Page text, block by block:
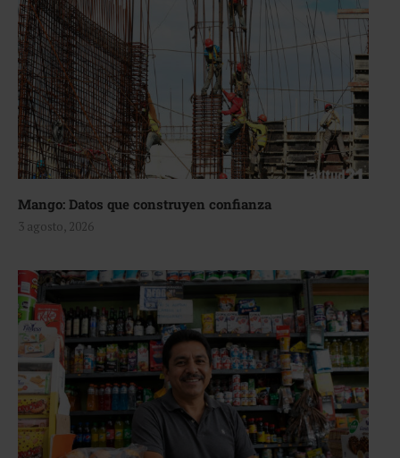
Mango: Datos que construyen confianza
3 agosto, 2026